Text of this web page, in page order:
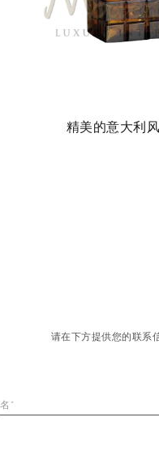
精美的意大利
请在下方提供您的联系